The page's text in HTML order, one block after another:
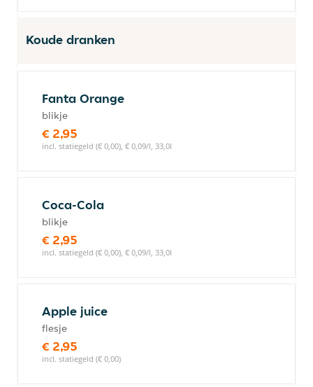
Koude dranken
Fanta Orange
blikje
€ 2,95
incl. statiegeld (€ 0,00), € 0,09/l, 33,0l
Coca-Cola
blikje
€ 2,95
incl. statiegeld (€ 0,00), € 0,09/l, 33,0l
Apple juice
flesje
€ 2,95
incl. statiegeld (€ 0,00)